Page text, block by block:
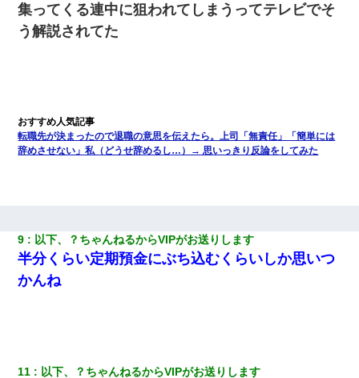
集ってくる連中に狙われてしまうってテレビでそ
う解説されてた
転職先が決まったので退職の意思を伝えたら。上司「無責任」「簡単には
辞めさせない」私（どうせ辞めるし…）→ 思いっきり反論をしてみた
9 以下、？ちゃんねるからVIPがお送りします
半分くらい定期預金にぶち込むくらいしか思いつ
かんね
11 以下、？ちゃんねるからVIPがお送りします